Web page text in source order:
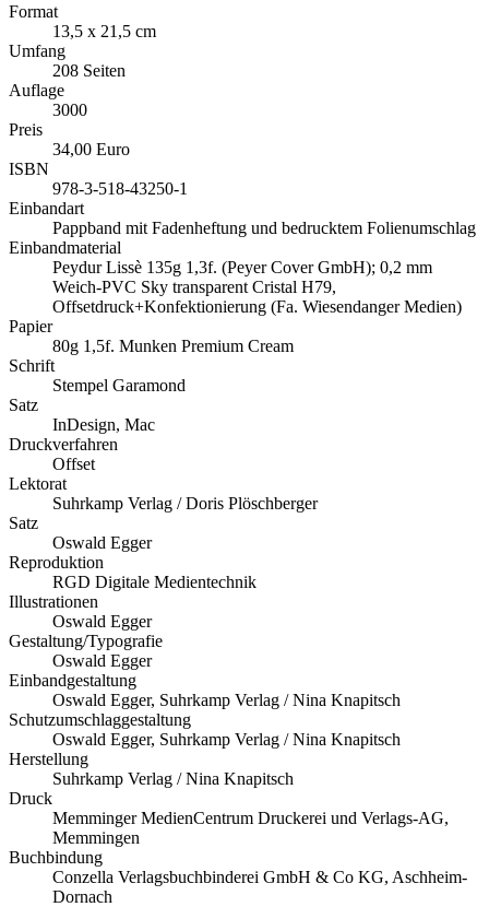
Format
13,5 x 21,5 cm
Umfang
208 Seiten
Auflage
3000
Preis
34,00 Euro
ISBN
978-3-518-43250-1
Einbandart
Pappband mit Fadenheftung und bedrucktem Folienumschlag
Einbandmaterial
Peydur Lissè 135g 1,3f. (Peyer Cover GmbH); 0,2 mm
Weich-PVC Sky transparent Cristal H79,
Offsetdruck+Konfektionierung (Fa. Wiesendanger Medien)
Papier
80g 1,5f. Munken Premium Cream
Schrift
Stempel Garamond
Satz
InDesign, Mac
Druckverfahren
Offset
Lektorat
Suhrkamp Verlag / Doris Plöschberger
Satz
Oswald Egger
Reproduktion
RGD Digitale Medientechnik
Illustrationen
Oswald Egger
Gestaltung/Typografie
Oswald Egger
Einbandgestaltung
Oswald Egger, Suhrkamp Verlag / Nina Knapitsch
Schutzumschlaggestaltung
Oswald Egger, Suhrkamp Verlag / Nina Knapitsch
Herstellung
Suhrkamp Verlag / Nina Knapitsch
Druck
Memminger MedienCentrum Druckerei und Verlags-AG,
Memmingen
Buchbindung
Conzella Verlagsbuchbinderei GmbH & Co KG, Aschheim-
Dornach